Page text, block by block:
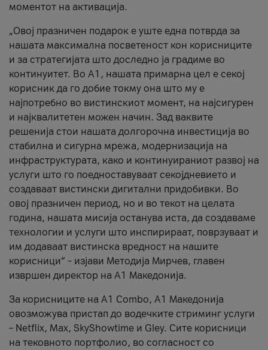
моментот на активација.
„Овој празничен подарок е уште една потврда за
нашата максимална посветеност кон корисниците
и за стратегијата што доследно ја градиме во
континуитет. Во А1, нашата примарна цел е секој
корисник да го добие токму она што му е
најпотребно во вистинскиот момент, на најсигурен
и најквалитетен можен начин. Зад ваквите
решенија стои нашата долгорочна инвестиција во
стабилна и сигурна мрежа, модернизација на
инфраструктурата, како и континуираниот развој на
услуги што го поедноставуваат секојдневието и
создаваат вистински дигитални придобивки. Во
овој празничен период, но и во текот на целата
година, нашата мисија останува иста, да создаваме
технологии и услуги што инспирираат, поврзуваат и
им додаваат вистинска вредност на нашите
корисници“ – изјави Методија Мирчев, главен
извршен директор на А1 Македонија.
За корисниците на A1 Combo, А1 Македонија
овозможува пристап до водечките стриминг услуги
– Netflix, Max, SkyShowtime и Gley. Сите корисници
на тековното портфолио, во согласност со